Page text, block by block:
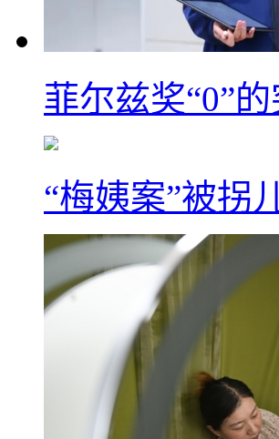
菲尔兹奖“0”
“梅姨案”被拐